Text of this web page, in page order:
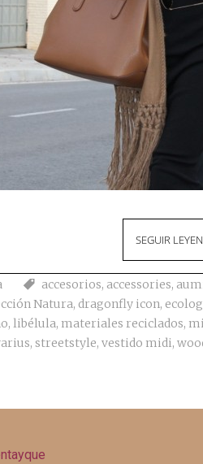
SEGUIR
accesorios, accessories,
Natura, dragonfly icon,
, libélula, materiales reciclados,
, streetstyle, vestido midi,